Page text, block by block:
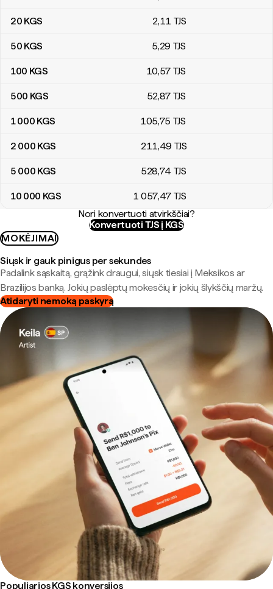
20 KGS 2,11 TJS
50 KGS 5,29 TJS
100 KGS 10,57 TJS
500 KGS 52,87 TJS
1 000 KGS 105,75 TJS
2 000 KGS 211,49 TJS
5 000 KGS 528,74 TJS
10 000 KGS 1 057,47 TJS
Nori konvertuoti atvirkščiai?
Konvertuoti TJS į KGS
MOKĖJIMAI
Siųsk ir gauk pinigus per sekundes
Padalink sąskaitą, grąžink draugui, siųsk tiesiai į Meksikos ar
Brazilijos banką. Jokių paslėptų mokesčių ir jokių šlykščių maržų.
Atidaryti nemoką paskyrą
Populiarios KGS konversijos